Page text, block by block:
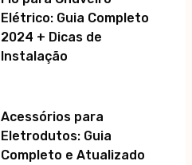
Elétrico: Guia Completo
2024 + Dicas de
Instalação
Acessórios para
Eletrodutos: Guia
Completo e Atualizado